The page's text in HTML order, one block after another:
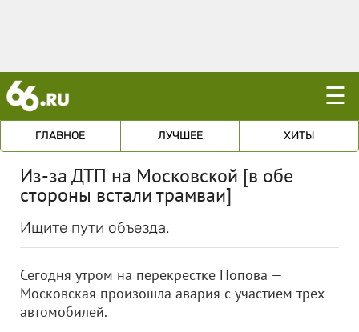
☰
ГЛАВНОЕ ЛУЧШЕЕ ХИТЫ
Из-за ДТП на Московской [в обе
стороны встали трамваи]
Ищите пути объезда.
Сегодня утром на перекрестке Попова —
Московская произошла авария с участием трех
автомобилей.